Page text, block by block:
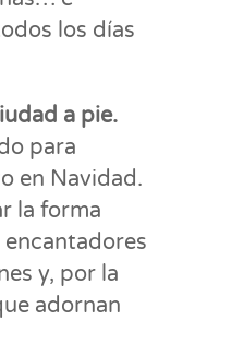
los días
a pie.
para
en Navidad.
la forma
y, por la
adornan